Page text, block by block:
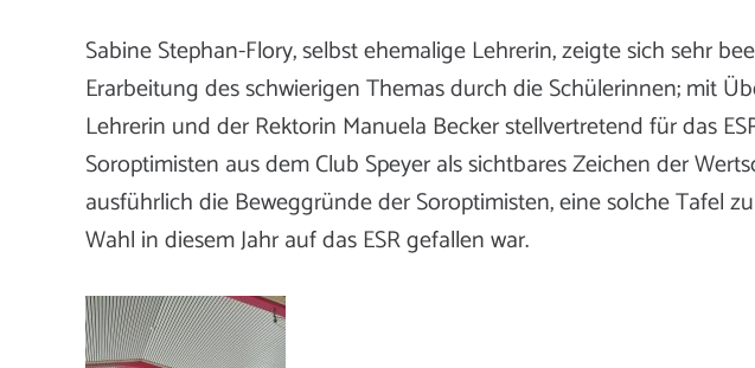
Sabine Stephan-Flory, selbst ehemalige Lehrerin, zeigte sich sehr
Erarbeitung des schwierigen Themas durch die Schülerinnen; mit
Lehrerin und der Rektorin Manuela Becker stellvertretend für das
Soroptimisten aus dem Club Speyer als sichtbares Zeichen der
ausführlich die Beweggründe der Soroptimisten, eine solche Tafel
Wahl in diesem Jahr auf das ESR gefallen war.